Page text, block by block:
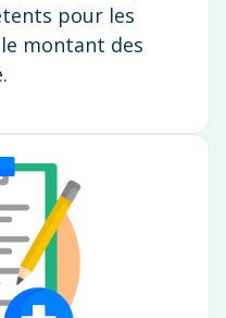
pour les
montant des